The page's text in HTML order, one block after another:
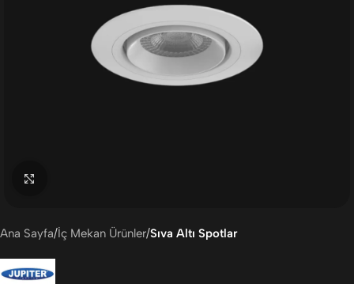
Ana Sayfa İç Mekan Ürünler Sıva Altı Spotlar